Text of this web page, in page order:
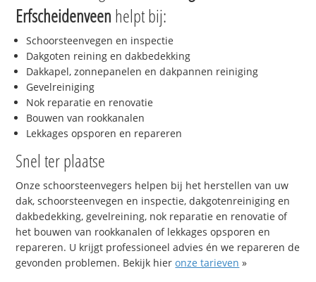
Erfscheidenveen helpt bij:
Schoorsteenvegen en inspectie
Dakgoten reining en dakbedekking
Dakkapel, zonnepanelen en dakpannen reiniging
Gevelreiniging
Nok reparatie en renovatie
Bouwen van rookkanalen
Lekkages opsporen en repareren
Snel ter plaatse
Onze schoorsteenvegers helpen bij het herstellen van uw
dak, schoorsteenvegen en inspectie, dakgotenreiniging en
dakbedekking, gevelreining, nok reparatie en renovatie of
het bouwen van rookkanalen of lekkages opsporen en
repareren. U krijgt professioneel advies én we repareren de
gevonden problemen. Bekijk hieronze tarieven »